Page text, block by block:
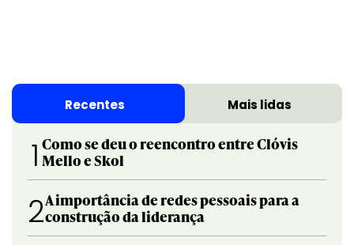
Recentes Mais lidas
1 Como se deu o reencontro entre Clóvis
Mello e Skol
2A importância de redes pessoais para a
construção da liderança